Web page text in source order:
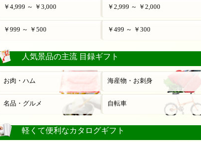
￥4,999 ～ ￥3,000 ￥2,999 ～ ￥2,000
￥999 ～ ￥500 ￥499 ～ ￥300
人気景品の主流 目録ギフト
お肉・ハム 海産物・お刺身
名品・グルメ 自転車
軽くて便利なカタログギフト